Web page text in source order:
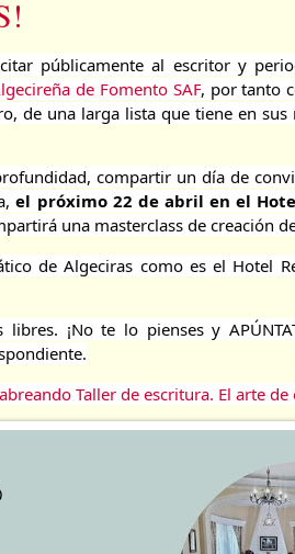
públicamente al escritor y
de Fomento SAF, por tanto
de una larga lista que tiene en
compartir un día de
el próximo 22 de abril en el
una masterclass de creación
de Algeciras como es el Hotel
¡No te lo pienses y
Taller de escritura. El arte de